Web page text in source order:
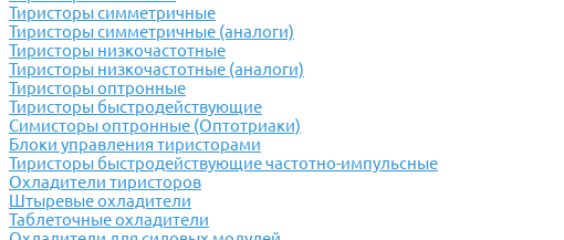
Тиристоры симметричные
Тиристоры симметричные (аналоги)
Тиристоры низкочастотные
Тиристоры низкочастотные (аналоги)
Тиристоры оптронные
Тиристоры быстродействующие
Симисторы оптронные (Оптотриаки)
Блоки управления тиристорами
Тиристоры быстродействующие частотно-импульсные
Охладители тиристоров
Штыревые охладители
Таблеточные охладители